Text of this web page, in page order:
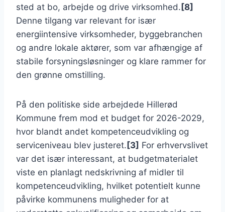
sted at bo, arbejde og drive virksomhed. [8]
Denne tilgang var relevant for især
energiintensive virksomheder, byggebranchen
og andre lokale aktører, som var afhængige af
stabile forsyningsløsninger og klare rammer for
den grønne omstilling.
På den politiske side arbejdede Hillerød
Kommune frem mod et budget for 2026-2029,
hvor blandt andet kompetenceudvikling og
serviceniveau blev justeret. [3] For erhvervslivet
var det især interessant, at budgetmaterialet
viste en planlagt nedskrivning af midler til
kompetenceudvikling, hvilket potentielt kunne
påvirke kommunens muligheder for at